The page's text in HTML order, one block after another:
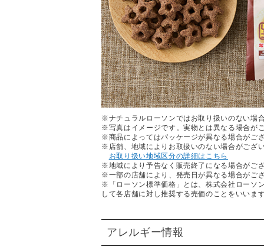
※ナチュラルローソンではお取り扱いのない場合
※写真はイメージです。実物とは異なる場合がご
※商品によってはパッケージが異なる場合がござ
※店舗、地域によりお取扱いのない場合がござい
お取り扱い地域区分の詳細はこちら
※地域により予告なく販売終了になる場合がござ
※一部の店舗により、発売日が異なる場合がござ
※「ローソン標準価格」とは、株式会社ローソ
して各店舗に対し推奨する売価のことをいいます
アレルギー情報